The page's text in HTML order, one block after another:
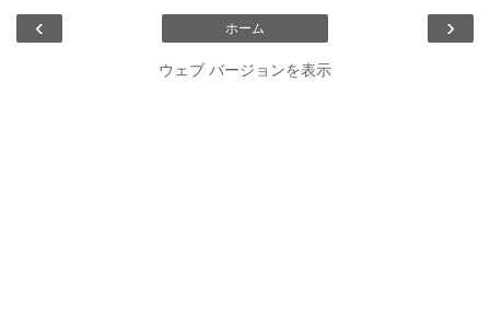
‹ ›
ホーム
ウェブ バージョンを表示